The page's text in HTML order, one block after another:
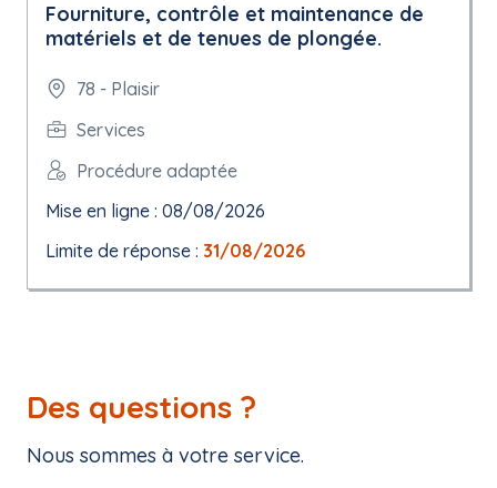
Fourniture, contrôle et maintenance de
matériels et de tenues de plongée.
78 - Plaisir
Services
Procédure adaptée
Mise en ligne : 08/08/2026
Limite de réponse : 31/08/2026
Des questions ?
Nous sommes à votre service.